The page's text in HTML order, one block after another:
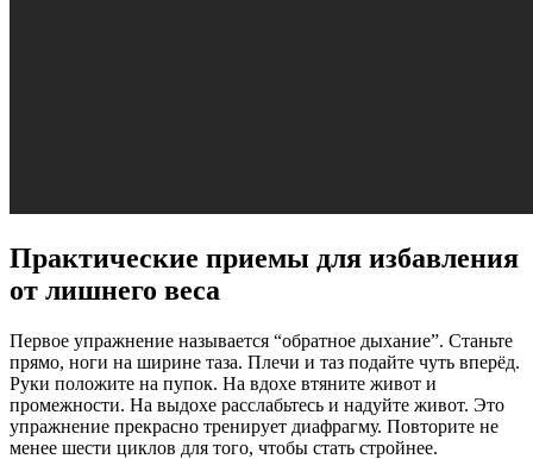
Практические приемы для избавления
от лишнего веса
Первое упражнение называется “обратное дыхание”. Станьте
прямо, ноги на ширине таза. Плечи и таз подайте чуть вперёд.
Руки положите на пупок. На вдохе втяните живот и
промежности. На выдохе расслабьтесь и надуйте живот. Это
упражнение прекрасно тренирует диафрагму. Повторите не
менее шести циклов для того, чтобы стать стройнее.